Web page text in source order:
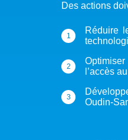
Des actions
Réduire
l’accès
Oudin-